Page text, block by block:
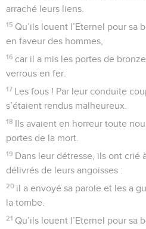
arraché leurs liens.
15 Qu’ils louent l’Eternel pour sa
en faveur des hommes,
16 car il a mis les portes de
verrous en fer.
17 Les fous ! Par leur conduite
s’étaient rendus malheureux.
18 Ils avaient en horreur toute
portes de la mort.
19 Dans leur détresse, ils ont crié
délivrés de leurs angoisses :
20 il a envoyé sa parole et les a
la tombe.
21 Qu’ils louent l’Eternel pour sa